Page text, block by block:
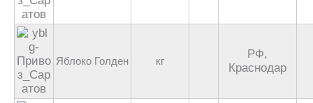
Яблоко Голден кг
РФ,
Краснодар